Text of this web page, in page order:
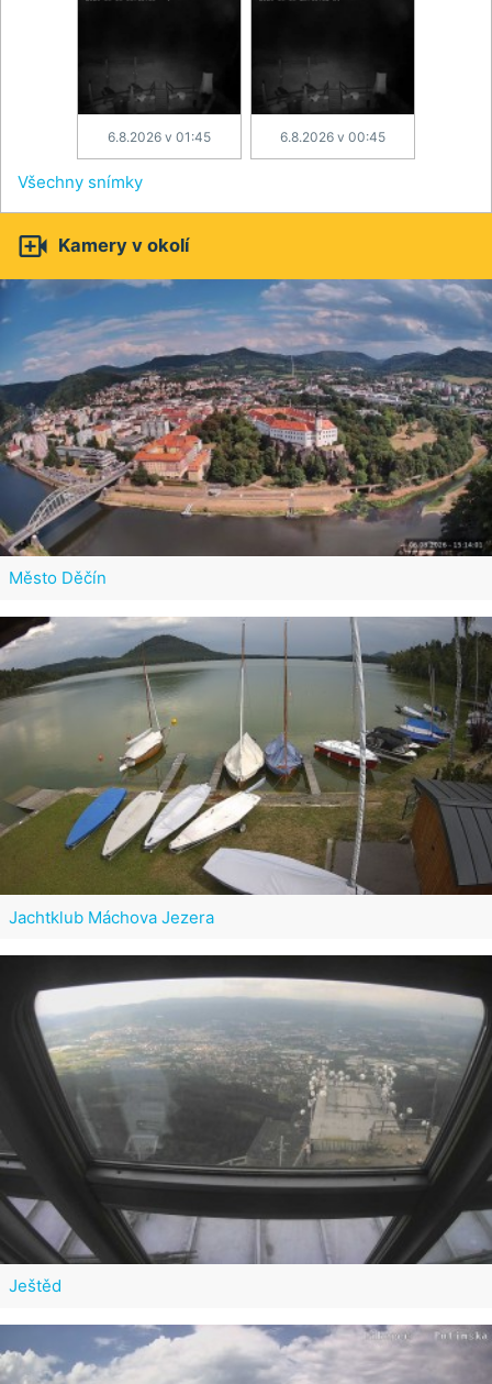
6.8.2026 v 01:45 6.8.2026 v 00:45
Všechny snímky
 Kamery v okolí
Město Děčín
Jachtklub Máchova Jezera
Ještěd